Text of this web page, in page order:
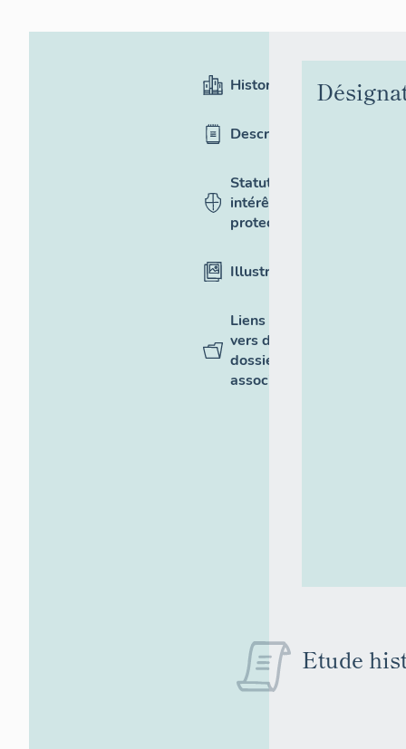
Historique
Description
Statut,
intérêt et
protection
Illustrations
Liens
vers des
dossiers
associés
Etude